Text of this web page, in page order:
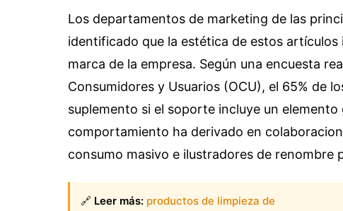
Los departamentos de marketing de las
identificado que la estética de estos
marca de la empresa. Según una encuesta
Consumidores y Usuarios (OCU), el 65% de
suplemento si el soporte incluye un
comportamiento ha derivado en
consumo masivo e ilustradores de renombre
🔗 Leer más: productos de limpieza de